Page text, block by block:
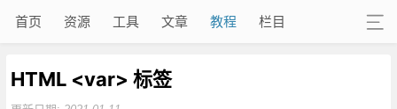
首页 资源 工具 文章 教程 栏目
HTML <var> 标签